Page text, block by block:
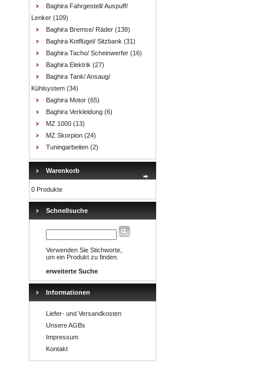
Baghira Fahrgestell/ Auspuff/
Lenker (109)
Baghira Bremse/ Räder (138)
Baghira Kotflügel/ Sitzbank (31)
Baghira Tacho/ Scheinwerfer (16)
Baghira Elektrik (27)
Baghira Tank/ Ansaug/
Kühlsystem (34)
Baghira Motor (65)
Baghira Verkleidung (6)
MZ 1000 (13)
MZ Skorpion (24)
Tuningarbeiten (2)
Warenkorb
0 Produkte
Schnellsuche
Verwenden Sie Stichworte,
um ein Produkt zu finden.
erweiterte Suche
Informationen
Liefer- und Versandkosten
Unsere AGBs
Impressum
Kontakt